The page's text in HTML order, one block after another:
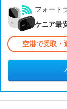
フォート
ケニア最
空港で受取・